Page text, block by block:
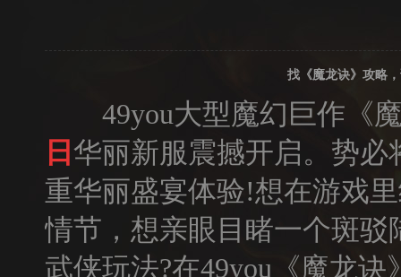
找《魔龙诀》攻略
49you大型魔幻巨作《魔
日 华丽新服震撼开启。势
重华丽盛宴体验!想在游戏
情节，想亲眼目睹一个斑
武侠玩法?在49you《魔龙